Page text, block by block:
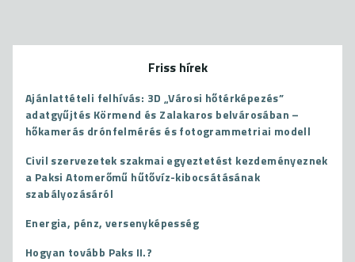
Friss hírek
Ajánlattételi felhívás: 3D „Városi hőtérképezés”
adatgyűjtés Körmend és Zalakaros belvárosában –
hőkamerás drónfelmérés és fotogrammetriai modell
Civil szervezetek szakmai egyeztetést kezdeményeznek
a Paksi Atomerőmű hűtővíz-kibocsátásának
szabályozásáról
Energia, pénz, versenyképesség
Hogyan tovább Paks II.?